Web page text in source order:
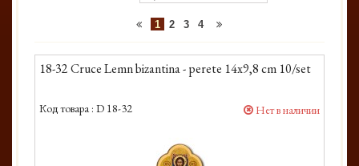
1 2 3 4
18-32 Cruce Lemn bizantina - perete 14x9,8 cm 10/set
Код товара : D 18-32 Нет в наличии